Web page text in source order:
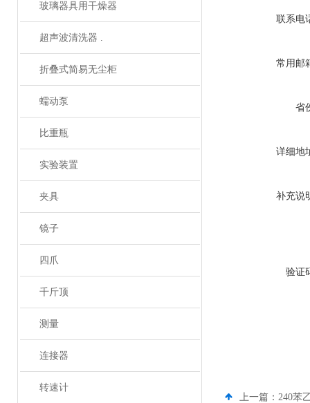
玻璃器具用干燥器
超声波清洗器 .
折叠式简易无尘柜
蠕动泵
比重瓶
实验装置
夹具
镜子
四爪
千斤顶
测量
连接器
转速计
联系电
常用邮
省
详细地
补充说
验证
上一篇： 240苯